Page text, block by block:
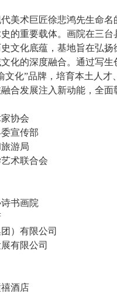
美术巨匠徐悲鸿先生命
的重要载体。画院在三
文化底蕴，基地旨在弘
化的深度融合。通过写
文化”品牌，培育本土人
合发展注入新动能，全
协会
宣传部
游局
术联合会
书画院
）有限公司
有限公司
酒店